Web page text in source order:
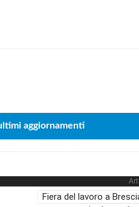
aggiornamenti
Fiera del lavoro a